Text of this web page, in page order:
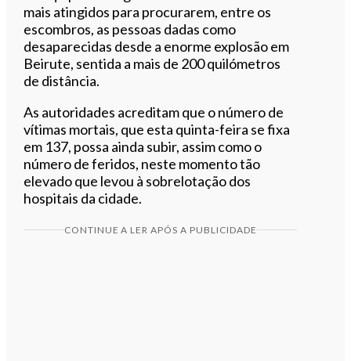
mais atingidos para procurarem, entre os
escombros, as pessoas dadas como
desaparecidas desde a enorme explosão em
Beirute, sentida a mais de 200 quilómetros
de distância.
As autoridades acreditam que o número de
vítimas mortais, que esta quinta-feira se fixa
em 137, possa ainda subir, assim como o
número de feridos, neste momento tão
elevado que levou à sobrelotação dos
hospitais da cidade.
CONTINUE A LER APÓS A PUBLICIDADE